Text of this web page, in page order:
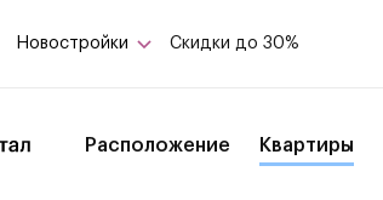
Новостройки Скидки до 30%
Расположение Квартиры